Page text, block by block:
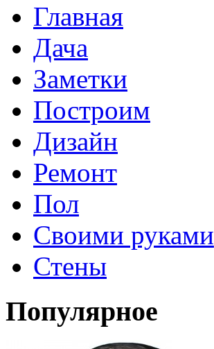
Главная
Дача
Заметки
Построим
Дизайн
Ремонт
Пол
Своими руками
Стены
Популярное